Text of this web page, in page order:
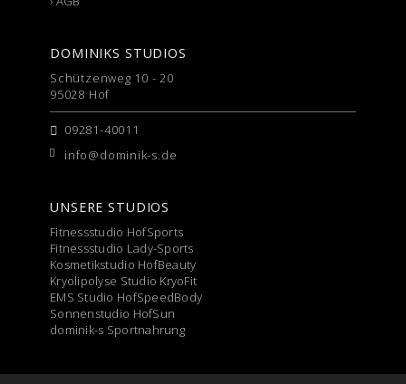
DOMINIKS STUDIOS
Schützenweg 10 - 20
95028 Hof
09281-40011
info@dominik-s.de
UNSERE STUDIOS
Fitnessstudio HofSports
Fitnessstudio Lady-Sports
Kosmetikstudio HofBeauty
Kryolipolyse Studio KryoFit
EMS Studio HofSpeedBody
Sonnenstudio HofSun
dominik-s Sportnahrung